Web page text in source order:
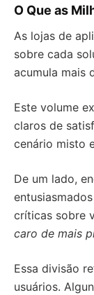
O Que as
As lojas de
sobre cada
acumula mais
Este volume
claros de
cenário misto
De um lado,
críticas sobre
caro de mais
Essa divisão
usuários.